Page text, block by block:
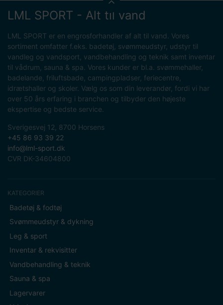
LML SPORT - Alt til vand
LML SPORT er en engrosforhandler af alt til vand. Vores
sortiment omfatter f.eks. badetøj, svømmeudstyr, udstyr til
vandleg og vandsport, vandbehandling og teknik samt inventar
til vådrum, sauna & spa. Vores kunder er bl.a. svømmehaller,
badelande, friluftsbade, campingpladser, feriecentre,
idrætshaller og skoler. Vælg os som din leverandør, fordi vi har
over 50 års erfaring i branchen og tilbyder den højeste
ekspertise og bedste service.
Sverigesvej 12, 8700 Horsens
+45 86 93 39 22
info@lml-sport.dk
CVR DK-34604800
KATEGORIER
Badetøj & fodtøj
Svømmeudstyr & dykning
Leg & sport
Inventar & rekvisitter
Vandbehandling & teknik
Sauna & spa
Lagervarer